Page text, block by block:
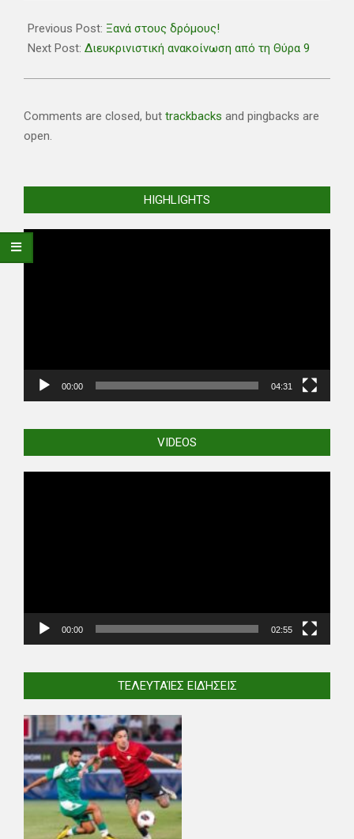
02-
17
Previous Post: Ξανά στους δρόμους!
Next Post: Διευκρινιστική ανακοίνωση από τη Θύρα 9
Comments are closed, but trackbacks and pingbacks are
open.
HIGHLIGHTS
00:00 04:31
VIDEOS
00:00 02:55
ΤΕΛΕΥΤΑΊΕΣ ΕΙΔΉΣΕΙΣ